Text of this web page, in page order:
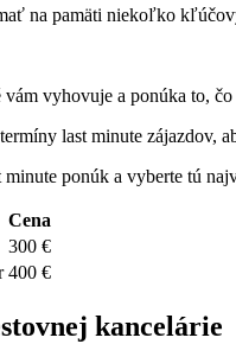
na pamäti niekoľko
vám vyhovuje a ponúka to,
last minute zájazdov,
ponúk a vyberte tú
Cena
300 €
400 €
kancelárie